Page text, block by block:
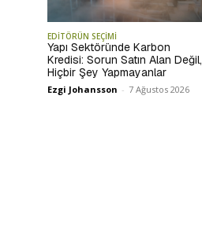
EDİTÖRÜN SEÇİMİ
Yapı Sektöründe Karbon
Kredisi: Sorun Satın Alan Değil,
Hiçbir Şey Yapmayanlar
Ezgi Johansson - 7 Ağustos 2026